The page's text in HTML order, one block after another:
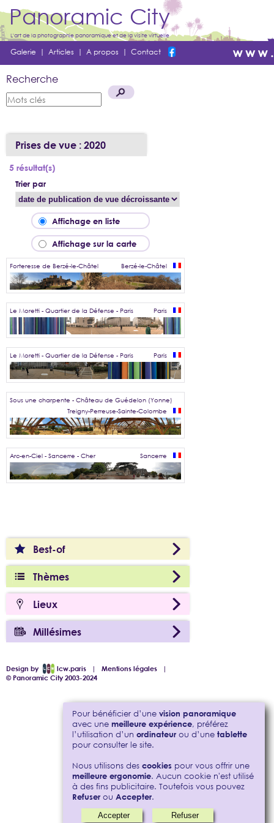
Panoramic City
L'art de la photographie panoramique et de la visite virtuelle
Galerie | Articles | A propos | Contact
Recherche
Best-of
Thèmes
Lieux
Millésimes
Prises de vue : 2020
5 résultat(s)
Trier par
Affichage en liste
Affichage sur la carte
Forteresse de Berzé-le-Châtel Berzé-le-Châtel
Le Moretti - Quartier de la Défense - Paris Paris
Le Moretti - Quartier de la Défense - Paris Paris
Sous une charpente - Château de Guédelon (Yonne)
Treigny-Perreuse-Sainte-Colombe
Arc-en-Ciel - Sancerre - Cher Sancerre
Design by lcw.paris |Mentions légales |
© Panoramic City 2003-2024
Pour bénéficier d’une vision panoramique
avec une meilleure expérience, préférez
l’utilisation d’un ordinateurou d’une tablette
pour consulter le site.
Nous utilisons des cookiespour vous offrir une
meilleure ergonomie. Aucun cookie n'est utilisé
à des fins publicitaire. Toutefois vous pouvez
Refuserou Accepter.